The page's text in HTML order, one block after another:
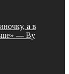
а в
— Ву